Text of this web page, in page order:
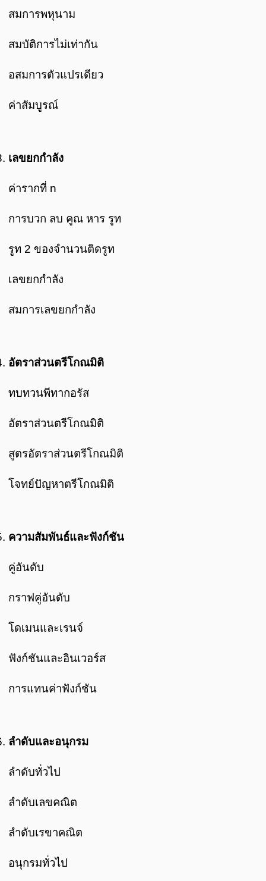
สมการพหุนาม
สมบัติการไม่เท่ากัน
อสมการตัวแปรเดียว
ค่าสัมบูรณ์
เลขยกกำลัง
ค่ารากที่ n
การบวก ลบ คูณ หาร รูท
รูท 2 ของจำนวนติดรูท
เลขยกกำลัง
สมการเลขยกกำลัง
อัตราส่วนตรีโกณมิติ
ทบทวนพีทากอรัส
อัตราส่วนตรีโกณมิติ
สูตรอัตราส่วนตรีโกณมิติ
โจทย์ปัญหาตรีโกณมิติ
ความสัมพันธ์และฟังก์ชัน
คู่อันดับ
กราฟคู่อันดับ
โดเมนและเรนจ์
ฟังก์ชันและอินเวอร์ส
การแทนค่าฟังก์ชัน
ลำดับและอนุกรม
ลำดับทั่วไป
ลำดับเลขคณิต
ลำดับเรขาคณิต
อนุกรมทั่วไป